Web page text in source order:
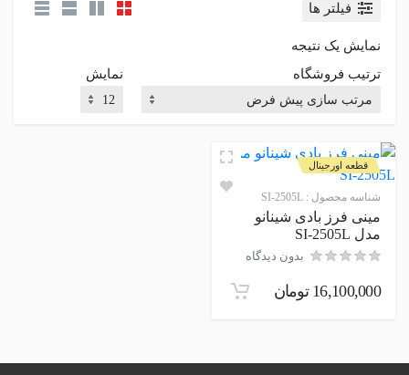
فیلتر ها
نمایش یک نتیجه
ترتیب فروشگاه
نمایش
شناسه محصول : SI-2505L
قطعه اورجینال
مینی فرز بادی شینانو
مدل SI-2505L
بدون دیدگاه
16,100,000 تومان